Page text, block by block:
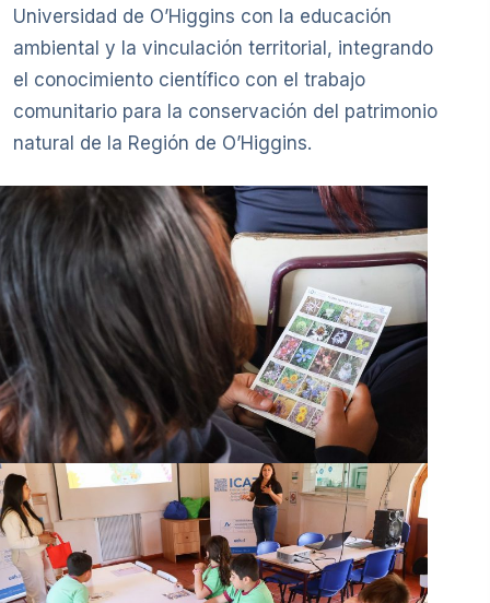
Universidad de O’Higgins con la educación
ambiental y la vinculación territorial, integrando
el conocimiento científico con el trabajo
comunitario para la conservación del patrimonio
natural de la Región de O’Higgins.